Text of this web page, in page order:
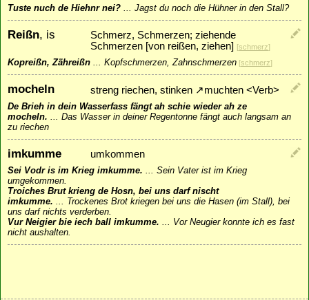
Tuste nuch de Hiehnr nei? ... Jagst du noch die Hühner in den Stall?
Reißn, is
Schmerz, Schmerzen; ziehende
Schmerzen [von reißen, ziehen]
[schmerz]
Kopreißn, Zähreißn ... Kopfschmerzen, Zahnschmerzen [schmerz]
mocheln streng riechen, stinken ↗muchten <Verb>
De Brieh in dein Wasserfass fängt ah schie wieder ah ze
mocheln. ... Das Wasser in deiner Regentonne fängt auch langsam an
zu riechen
imkumme umkommen
Sei Vodr is im Krieg imkumme. ... Sein Vater ist im Krieg
umgekommen.
Troiches Brut krieng de Hosn, bei uns darf nischt
imkumme. ... Trockenes Brot kriegen bei uns die Hasen (im Stall), bei
uns darf nichts verderben.
Vur Neigier bie iech ball imkumme. ... Vor Neugier konnte ich es fast
nicht aushalten.